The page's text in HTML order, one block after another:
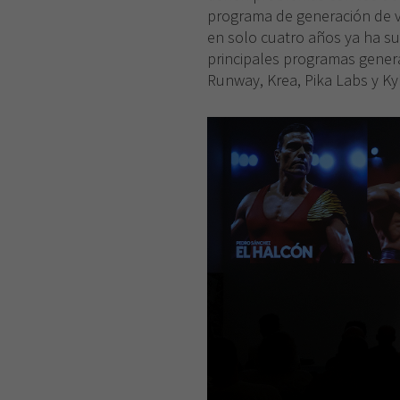
programa de generación
en solo cuatro años ya ha
principales programas
Runway, Krea, Pika Labs y